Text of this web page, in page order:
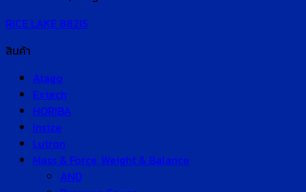
RICE LAKE 882IS
สินค้า
Atago
Extech
HORIBA
Insize
Lutron
Mass & Force, Weight & Balance
AND